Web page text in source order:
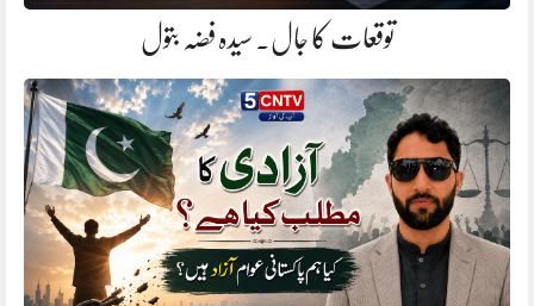
توقعات کا جال. سیدہ فضہ بتول